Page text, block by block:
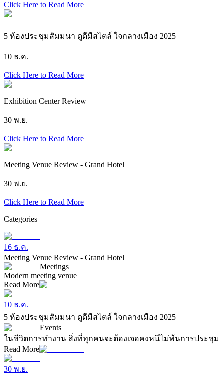
Click Here to Read More
5 ห้องประชุมสัมมนา ดูดีมีสไตล์ ใจกลางเมือง 2025
10 ธ.ค.
Click Here to Read More
Exhibition Center Review
30 พ.ย.
Click Here to Read More
Meeting Venue Review - Grand Hotel
30 พ.ย.
Click Here to Read More
Categories
16 ธ.ค.
Meeting Venue Review - Grand Hotel
Meetings
Modern meeting venue
Read More
10 ธ.ค.
5 ห้องประชุมสัมมนา ดูดีมีสไตล์ ใจกลางเมือง 2025
Events
ในชีวิตการทำงาน สิ่งที่ทุกคนจะต้องเจอคงหนีไม่พ้นการประชุม
Read More
30 พ.ย.